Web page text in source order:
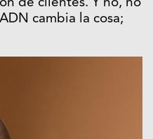
de clientes. Y no, no
cambia la cosa;